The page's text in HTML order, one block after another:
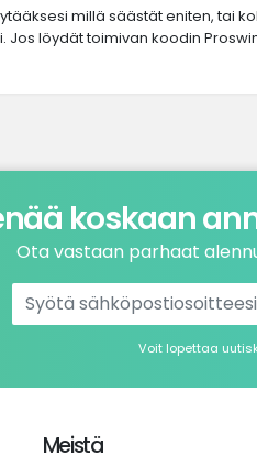
millä säästät eniten, tai
Jos löydät toimivan koodin
koskaan
Ota vastaan parhaat
Voit lopettaa
Meistä